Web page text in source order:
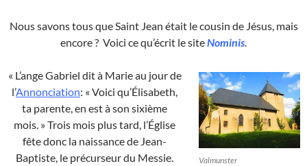
Nous savons tous que Saint Jean était le cousin de Jésus, mais
encore ? Voici ce qu’écrit le siteNominis.
Valmunster
« L’ange Gabriel dit à Marie au jour de
l’Annonciation: « Voici qu’Élisabeth,
ta parente, en est à son sixième
mois. » Trois mois plus tard, l’Église
fête donc la naissance de Jean-
Baptiste, le précurseur du Messie.